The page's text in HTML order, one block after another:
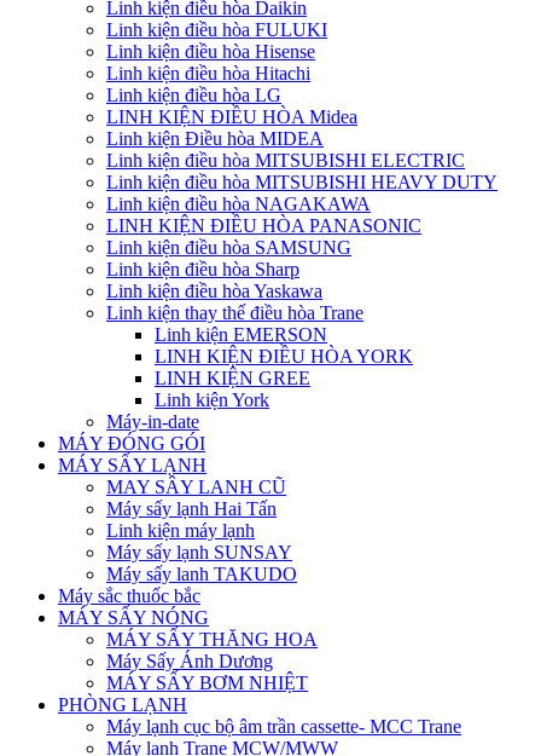
Linh kiện điều hòa Daikin
Linh kiện điều hòa FULUKI
Linh kiện điều hòa Hisense
Linh kiện điều hòa Hitachi
Linh kiện điều hòa LG
LINH KIỆN ĐIỀU HÒA Midea
Linh kiện Điều hòa MIDEA
Linh kiện điều hòa MITSUBISHI ELECTRIC
Linh kiện điều hòa MITSUBISHI HEAVY DUTY
Linh kiện điều hòa NAGAKAWA
LINH KIỆN ĐIỀU HÒA PANASONIC
Linh kiện điều hòa SAMSUNG
Linh kiện điều hòa Sharp
Linh kiện điều hòa Yaskawa
Linh kiện thay thế điều hòa Trane
Linh kiện EMERSON
LINH KIỆN ĐIỀU HÒA YORK
LINH KIỆN GREE
Linh kiện York
Máy-in-date
MÁY ĐÓNG GÓI
MÁY SẤY LẠNH
MAY SÂY LANH CŨ
Máy sấy lạnh Hai Tấn
Linh kiện máy lạnh
Máy sấy lạnh SUNSAY
Máy sấy lanh TAKUDO
Máy sắc thuốc bắc
MÁY SẤY NÓNG
MÁY SẤY THĂNG HOA
Máy Sấy Ánh Dương
MÁY SẤY BƠM NHIỆT
PHÒNG LẠNH
Máy lạnh cục bộ âm trần cassette- MCC Trane
Máy lạnh Trane MCW/MWW